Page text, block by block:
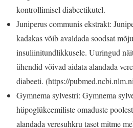
kontrollimisel diabeetikutel.
Juniperus communis ekstrakt:
kadakas võib avaldada soodsat
insuliinitundlikkusele. Uuringud
ühendid võivad aidata alandada
diabeeti. (https://
Gymnema sylvestri: Gymnema
hüpoglükeemiliste omaduste
alandada veresuhkru taset mitme